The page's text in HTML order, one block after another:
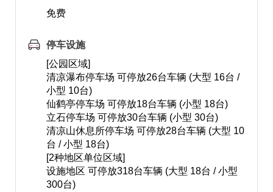
免费
停车设施
[公园区域]
清凉瀑布停车场 可停放26台车辆 (大型 16台 /
小型 10台)
仙鹤亭停车场 可停放18台车辆 (小型 18台)
立石停车场 可停放30台车辆 (小型 30台)
清凉山休息所停车场 可停放28台车辆 (大型 10
台 / 小型 18台)
[2种地区单位区域]
设施地区 可停放318台车辆 (大型 18台 / 小型
300台)